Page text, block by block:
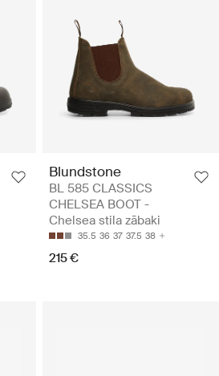
Blundstone
BL 585 CLASSICS
CHELSEA BOOT -
Chelsea stila zābaki
35.5 36 37 37.5 38
215 €